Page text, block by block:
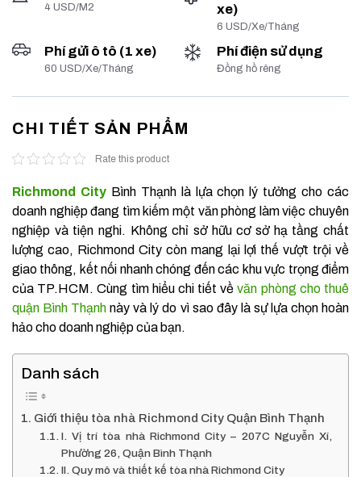
4 USD/M2
xe)
6 USD/Xe/Tháng
Phí gửi ô tô (1 xe)
60 USD/Xe/Tháng
Phí điện sử dụng
Đồng hồ rêng
CHI TIẾT SẢN PHẨM
Rate this product
Richmond City Bình Thạnh là lựa chọn lý tưởng cho các
doanh nghiệp đang tìm kiếm một văn phòng làm việc chuyên
nghiệp và tiện nghi. Không chỉ sở hữu cơ sở hạ tầng chất
lượng cao, Richmond City còn mang lại lợi thế vượt trội về
giao thông, kết nối nhanh chóng đến các khu vực trọng điểm
của TP.HCM. Cùng tìm hiểu chi tiết vềvăn phòng cho thuê
quận Bình Thạnh này và lý do vì sao đây là sự lựa chọn hoàn
hảo cho doanh nghiệp của bạn.
Danh sách
Giới thiệu tòa nhà Richmond City Quận Bình Thạnh
I. Vị trí tòa nhà Richmond City – 207C Nguyễn Xí,
Phường 26, Quận Bình Thạnh
II. Quy mô và thiết kế tòa nhà Richmond City